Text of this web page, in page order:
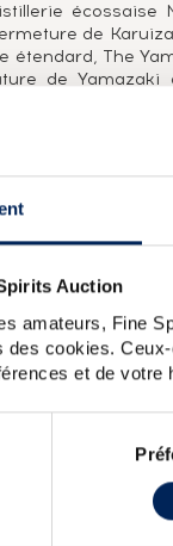
Auction
amateurs, Fine
des cookies.
et de
écossaise
de
The
de
une maîtrise
The
3T70070, ont
en fûts de
de
ans 1984.
et embouteillé
pour la
fûts. Au
gamme The
whisky japonais
éditions
Yamazaki 18
Of. Distillers